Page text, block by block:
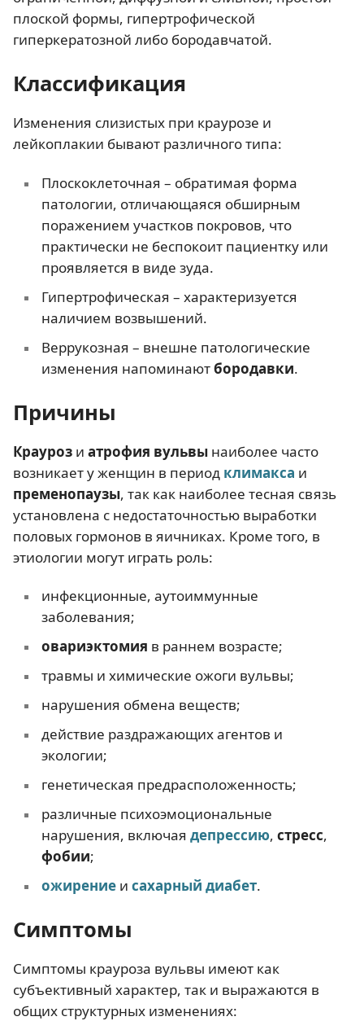
плоской формы, гипертрофической
гиперкератозной либо бородавчатой.
Классификация
Изменения слизистых при краурозе и
лейкоплакии бывают различного типа:
Плоскоклеточная – обратимая форма
патологии, отличающаяся обширным
поражением участков покровов, что
практически не беспокоит пациентку или
проявляется в виде зуда.
Гипертрофическая – характеризуется
наличием возвышений.
Веррукозная – внешне патологические
изменения напоминаютбородавки.
Причины
Крауроз и атрофия вульвы наиболее часто
возникает у женщин в период климакса и
пременопаузы, так как наиболее тесная связь
установлена с недостаточностью выработки
половых гормонов в яичниках. Кроме того, в
этиологии могут играть роль:
инфекционные, аутоиммунные
заболевания;
овариэктомия в раннем возрасте;
травмы и химические ожоги вульвы;
нарушения обмена веществ;
действие раздражающих агентов и
экологии;
генетическая предрасположенность;
различные психоэмоциональные
нарушения, включая депрессию, стресс,
фобии;
ожирениеи сахарный диабет.
Симптомы
Симптомы крауроза вульвы имеют как
субъективный характер, так и выражаются в
общих структурных изменениях: